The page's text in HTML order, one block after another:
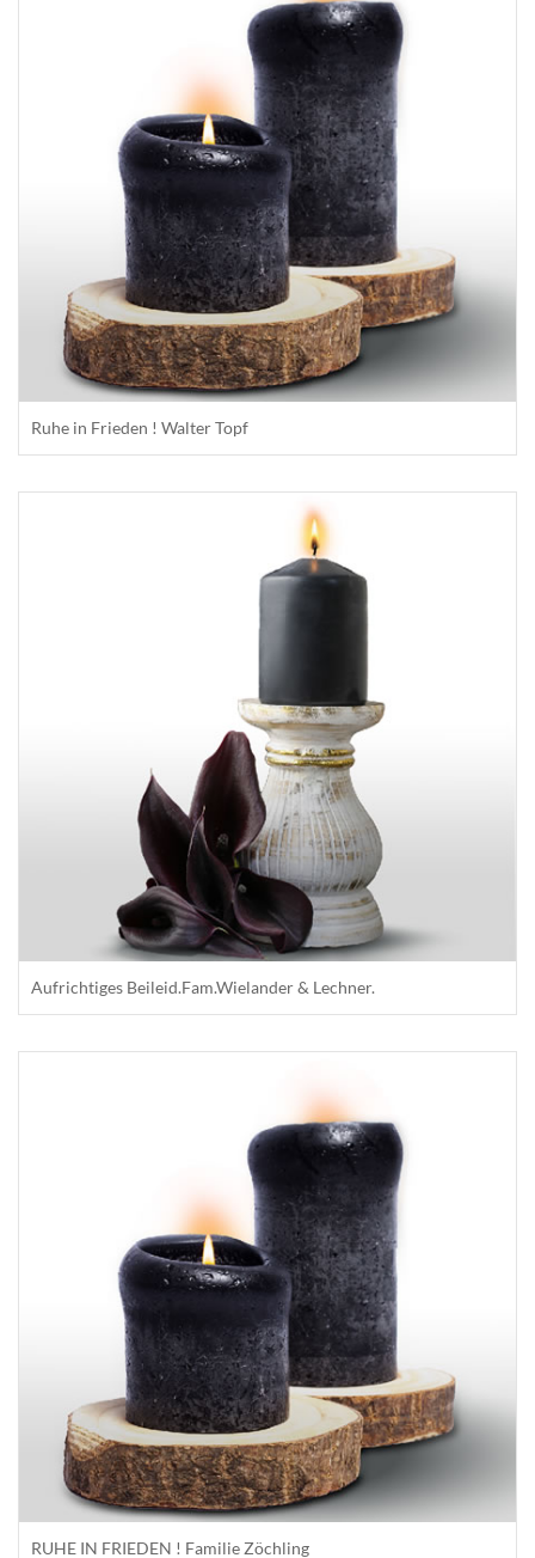
Ruhe in Frieden ! Walter Topf
Aufrichtiges Beileid.Fam.Wielander & Lechner.
RUHE IN FRIEDEN ! Familie Zöchling